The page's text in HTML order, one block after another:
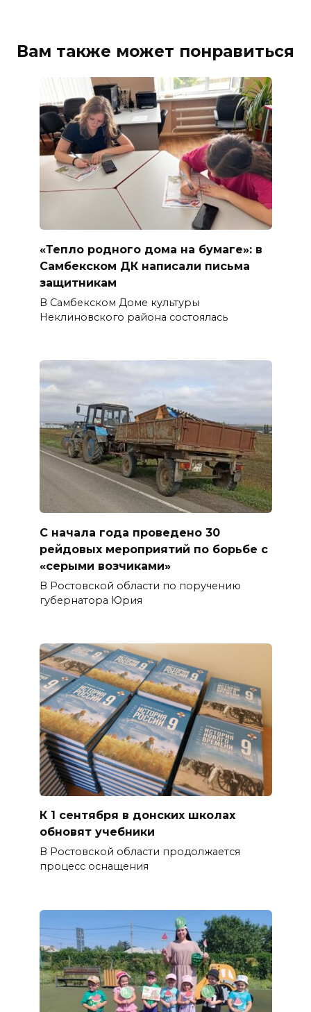
Вам также может понравиться
«Тепло родного дома на бумаге»: в
Самбекском ДК написали письма
защитникам
В Самбекском Доме культуры
Неклиновского района состоялась
С начала года проведено 30
рейдовых мероприятий по борьбе с
«серыми возчиками»
В Ростовской области по поручению
губернатора Юрия
К 1 сентября в донских школах
обновят учебники
В Ростовской области продолжается
процесс оснащения